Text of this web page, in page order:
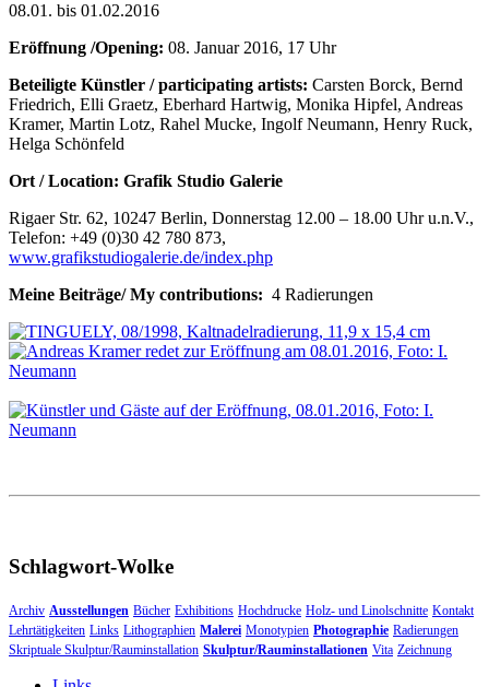
08.01. bis 01.02.2016
Eröffnung /Opening: 08. Januar 2016, 17 Uhr
Beteiligte Künstler / participating artists: Carsten Borck, Bernd
Friedrich, Elli Graetz, Eberhard Hartwig, Monika Hipfel, Andreas
Kramer, Martin Lotz, Rahel Mucke, Ingolf Neumann, Henry Ruck,
Helga Schönfeld
Ort / Location: Grafik Studio Galerie
Rigaer Str. 62, 10247 Berlin, Donnerstag 12.00 – 18.00 Uhr u.n.V.,
Telefon: +49 (0)30 42 780 873,
www.grafikstudiogalerie.de/index.php
Meine Beiträge/My contributions: 4 Radierungen
Schlagwort-Wolke
Archiv Ausstellungen Bücher Exhibitions Hochdrucke Holz- und Linolschnitte Kontakt
Lehrtätigkeiten Links Lithographien Malerei Monotypien Photographie Radierungen
Skriptuale Skulptur/Rauminstallation Skulptur/Rauminstallationen Vita Zeichnung